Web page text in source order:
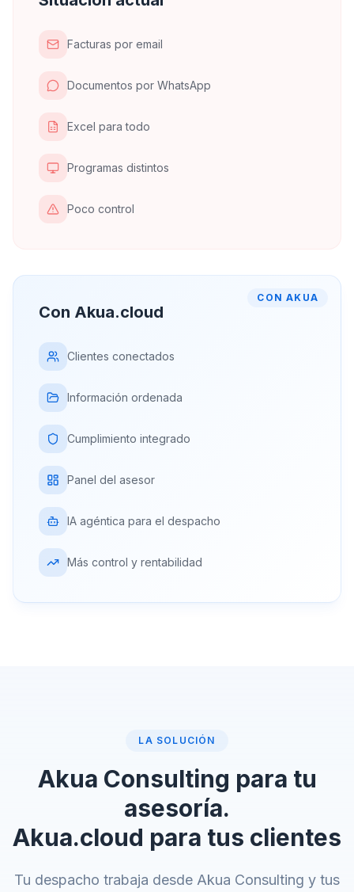
Facturas por email
Documentos por WhatsApp
Excel para todo
Programas distintos
Poco control
CON AKUA
Con Akua.cloud
Clientes conectados
Información ordenada
Cumplimiento integrado
Panel del asesor
IA agéntica para el despacho
Más control y rentabilidad
LA SOLUCIÓN
Akua Consulting para tu
asesoría.
Akua.cloud para tus clientes
Tu despacho trabaja desde Akua Consulting y tus